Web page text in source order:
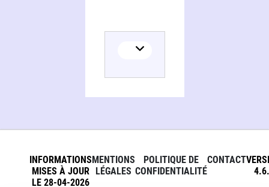
INFORMATIONS
MISES À JOUR
LE 28-04-2026
MENTIONS
LÉGALES
POLITIQUE DE
CONFIDENTIALITÉ
CONTACT